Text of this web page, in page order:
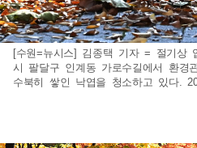
[수원=뉴시스] 김종택 기자 = 절기상
시 팔달구 인계동 가로수길에서 환경
수북히 쌓인 낙엽을 청소하고 있다.